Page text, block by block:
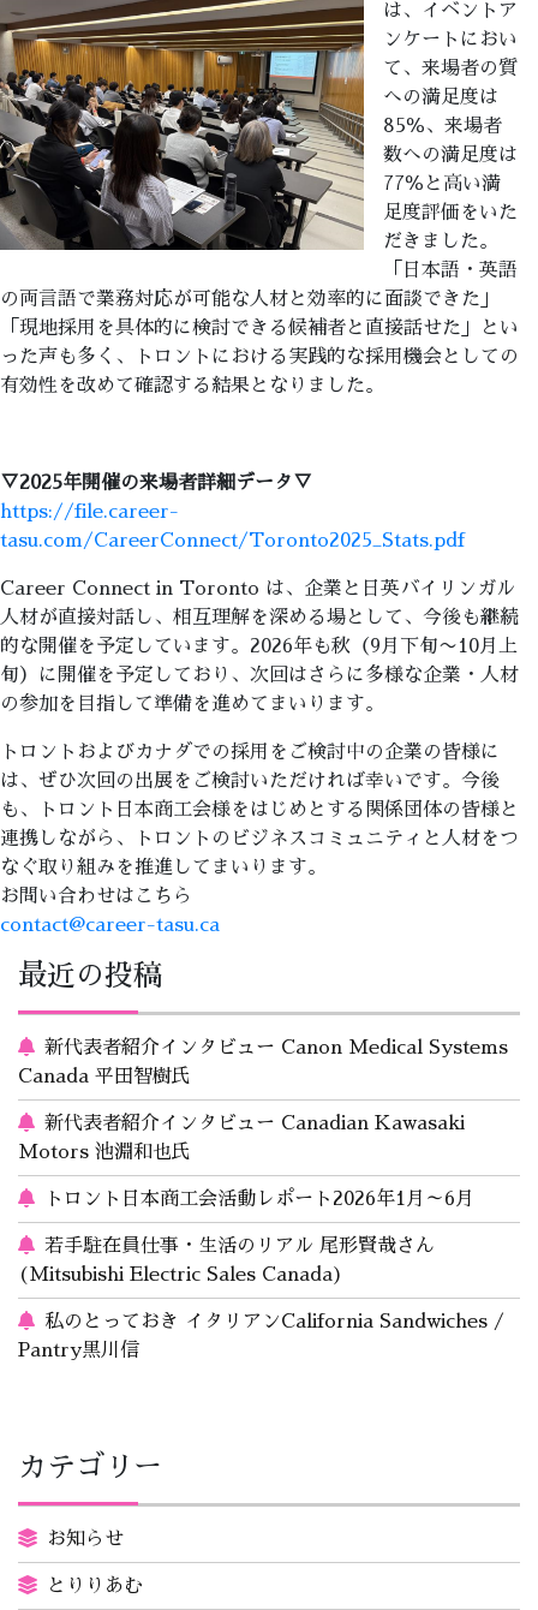
は、イベントア
ンケートにおい
て、来場者の質
への満足度は
85％、来場者
数への満足度は
77％と高い満
足度評価をいた
だきました。
「日本語・英語
の両言語で業務対応が可能な人材と効率的に面談できた」
「現地採用を具体的に検討できる候補者と直接話せた」とい
った声も多く、トロントにおける実践的な採用機会としての
有効性を改めて確認する結果となりました。
▽2025年開催の来場者詳細データ▽
https://file.career-
tasu.com/CareerConnect/Toronto2025_Stats.pdf
Career Connect in Toronto は、企業と日英バイリンガル
人材が直接対話し、相互理解を深める場として、今後も継続
的な開催を予定しています。2026年も秋（9月下旬〜10月上
旬）に開催を予定しており、次回はさらに多様な企業・人材
の参加を目指して準備を進めてまいります。
トロントおよびカナダでの採用をご検討中の企業の皆様に
は、ぜひ次回の出展をご検討いただければ幸いです。今後
も、トロント日本商工会様をはじめとする関係団体の皆様と
連携しながら、トロントのビジネスコミュニティと人材をつ
なぐ取り組みを推進してまいります。
お問い合わせはこちら
contact@career-tasu.ca
最近の投稿
新代表者紹介インタビュー Canon Medical Systems
Canada 平田智樹氏
新代表者紹介インタビュー Canadian Kawasaki
Motors 池淵和也氏
トロント日本商工会活動レポート2026年1月～6月
若手駐在員仕事・生活のリアル 尾形賢哉さん
(Mitsubishi Electric Sales Canada)
私のとっておき イタリアンCalifornia Sandwiches /
Pantry黒川信
カテゴリー
お知らせ
とりりあむ